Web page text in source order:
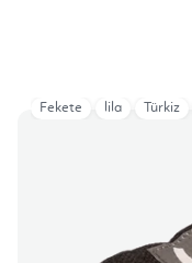
Fekete lila Türkiz